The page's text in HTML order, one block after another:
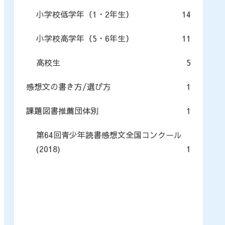
小学校低学年（1・2年生） 14
小学校高学年（5・6年生） 11
高校生 5
感想文の書き方/選び方 1
課題図書推薦団体別 1
第64回青少年読書感想文全国コンクール
(2018)
1